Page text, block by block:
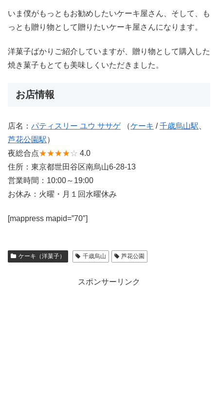
いま僕がもっともお勧めしたいケーキ屋さん、そして、も
っとも贈り物として贈りたいケーキ屋さんになります。
洋菓子ばかりご紹介していますが、贈り物として購入した
焼き菓子もとても美味しくいただきました。
お店情報
店名： パティスリー ユウ ササゲ（ケーキ /千歳烏山駅
芦花公園駅）
夜総合点★★★★☆ 4.0
住所：東京都世田谷区南烏山6-28-13
営業時間：10:00～19:00
お休み：火曜・月１回水曜休み
[mappress mapid=”70″]
ケーキ（洋菓子） 千歳烏山 芦花公園
スポンサーリンク